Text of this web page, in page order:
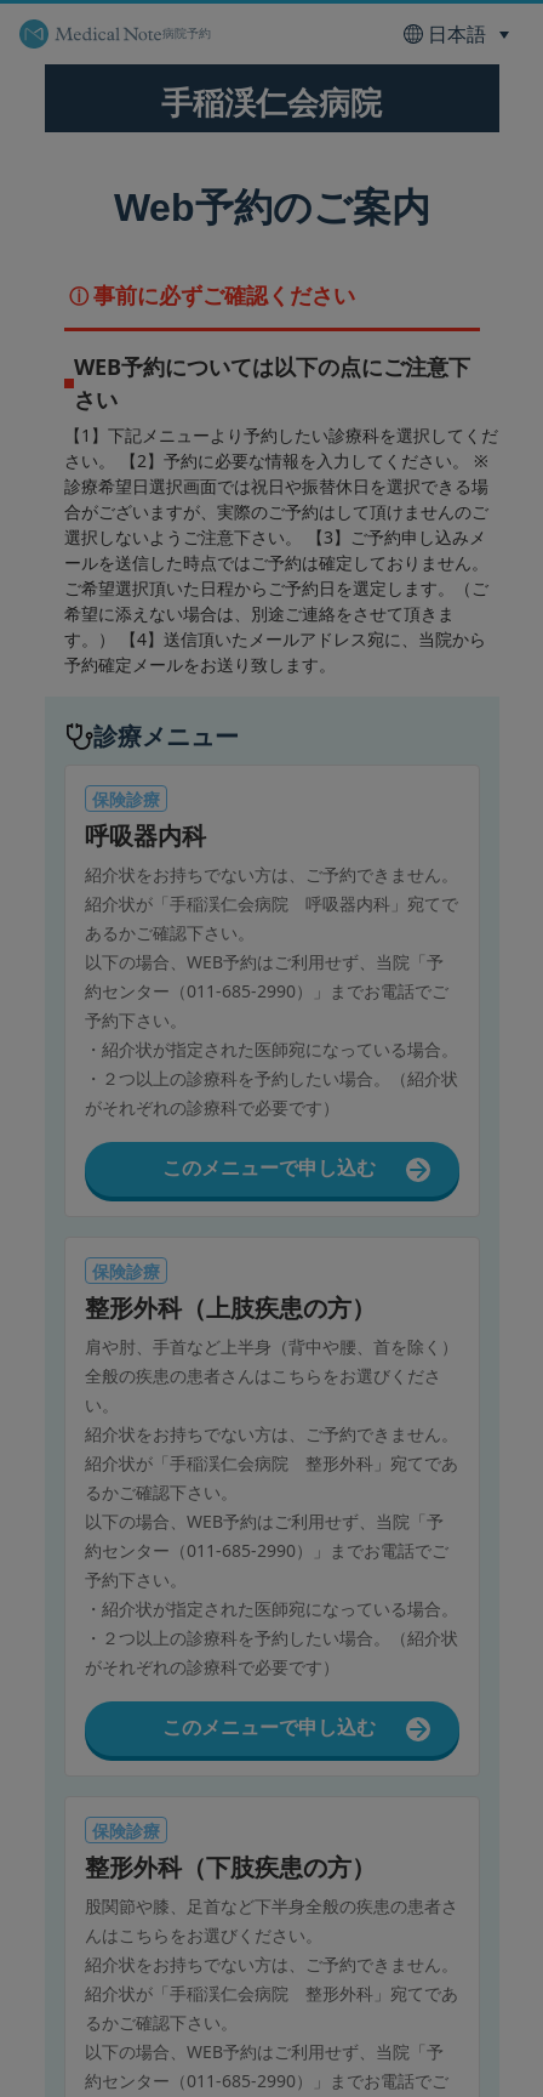
病院予約
手稲渓仁会病院
Web予約のご案内
ⓘ 事前に必ずご確認ください
WEB予約については以下の点にご注意下
さい
【1】下記メニューより予約したい診療科を選択してくだ
さい。 【2】予約に必要な情報を入力してください。 ※
診療希望日選択画面では祝日や振替休日を選択できる場
合がございますが、実際のご予約はして頂けませんのご
選択しないようご注意下さい。 【3】ご予約申し込みメ
ールを送信した時点ではご予約は確定しておりません。
ご希望選択頂いた日程からご予約日を選定します。（ご
希望に添えない場合は、別途ご連絡をさせて頂きま
す。） 【4】送信頂いたメールアドレス宛に、当院から
予約確定メールをお送り致します。
診療メニュー
保険診療
呼吸器内科
紹介状をお持ちでない方は、ご予約できません。
紹介状が「手稲渓仁会病院 呼吸器内科」宛てで
あるかご確認下さい。
以下の場合、WEB予約はご利用せず、当院「予
約センター（011-685-2990）」までお電話でご
予約下さい。
・紹介状が指定された医師宛になっている場合。
・２つ以上の診療科を予約したい場合。（紹介状
がそれぞれの診療科で必要です）
このメニューで申し込む
保険診療
整形外科（上肢疾患の方）
肩や肘、手首など上半身（背中や腰、首を除く）
全般の疾患の患者さんはこちらをお選びくださ
い。
紹介状をお持ちでない方は、ご予約できません。
紹介状が「手稲渓仁会病院 整形外科」宛てであ
るかご確認下さい。
以下の場合、WEB予約はご利用せず、当院「予
約センター（011-685-2990）」までお電話でご
予約下さい。
・紹介状が指定された医師宛になっている場合。
・２つ以上の診療科を予約したい場合。（紹介状
がそれぞれの診療科で必要です）
このメニューで申し込む
保険診療
整形外科（下肢疾患の方）
股関節や膝、足首など下半身全般の疾患の患者さ
んはこちらをお選びください。
紹介状をお持ちでない方は、ご予約できません。
紹介状が「手稲渓仁会病院 整形外科」宛てであ
るかご確認下さい。
以下の場合、WEB予約はご利用せず、当院「予
約センター（011-685-2990）」までお電話でご